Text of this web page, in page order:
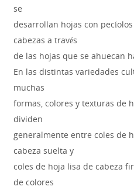
se
desarrollan hojas con
cabezas a través
de las hojas que se ahuecan
En las distintas variedades
muchas
formas, colores y texturas de
dividen
generalmente entre coles de
cabeza suelta y
coles de hoja lisa de cabeza
de colores